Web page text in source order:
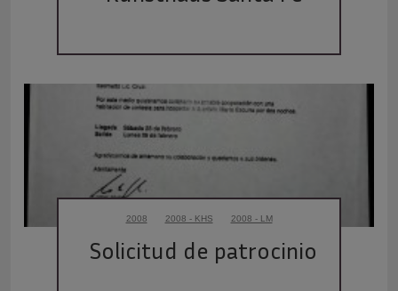
2008 2008 - KHS 2008 - LM
Solicitud de patrocinio